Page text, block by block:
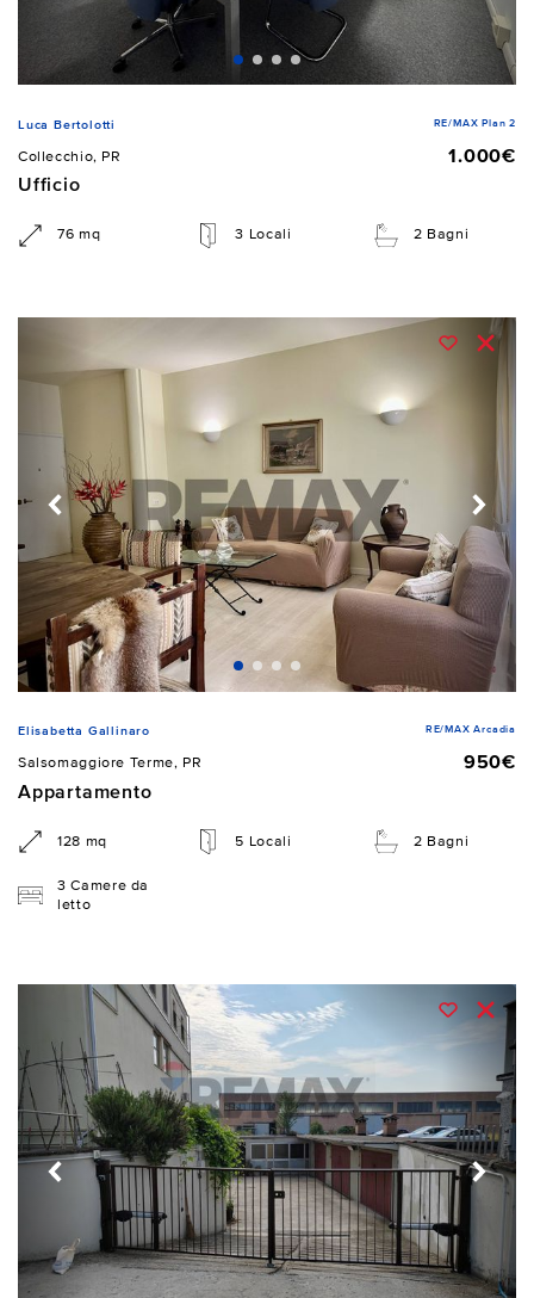
Luca Bertolotti RE/MAX Plan 2
Collecchio, PR
1.000€
Ufficio
76 mq 3 Locali 2 Bagni
Elisabetta Gallinaro RE/MAX Arcadia
Salsomaggiore Terme, PR
950€
Appartamento
128 mq 5 Locali 2 Bagni
3 Camere da
letto